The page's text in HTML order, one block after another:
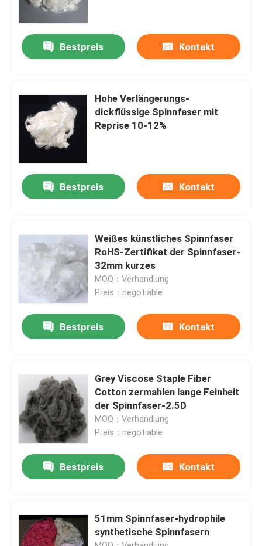
Produkte
Über uns
Fabrik Tour
Kontakt
Referenzen
Dickflüssige Spinnfaser
Polypropylen-Stapelfaser
Bestpreis Kontakt
Hohe Verlängerungs-
dickflüssige Spinnfaser mit
Reprise 10-12%
Bestpreis Kontakt
Weißes künstliches Spinnfaser
RoHS-Zertifikat der Spinnfaser-
32mm kurzes
MOQ：Verhandlung
Preis：negotiable
Bestpreis Kontakt
Grey Viscose Staple Fiber
Cotton zermahlen lange Feinheit
der Spinnfaser-2.5D
MOQ：Verhandlung
Preis：negotiable
Bestpreis Kontakt
51mm Spinnfaser-hydrophile
synthetische Spinnfasern